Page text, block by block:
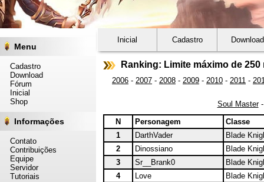
Menu
Cadastro
Download
Fórum
Inicial
Shop
Informações
Contato
Contribuições
Equipe
Servidor
Tutoriais
Inicial Cadastro Download
Ranking: Limite máximo de 250
2006 - 2007 - 2008 - 2009 - 2010 - 2011 -
Soul Master
N
Personagem
Classe
1
DarthVader
Blade
2
Dinossiano
Blade
3
Sr__Brank0
Blade
4
Love
Blade